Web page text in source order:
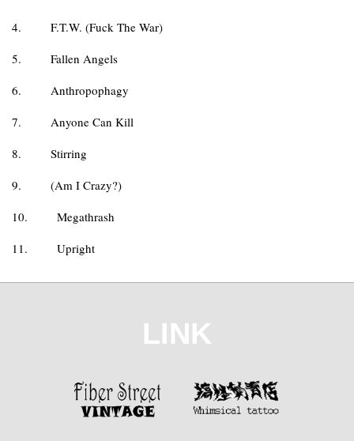
4.
F.T.W. (Fuck The War)
5.
Fallen Angels
6.
Anthropophagy
7.
Anyone Can Kill
8.
Stirring
9.
(Am I Crazy?)
10.
Megathrash
11.
Upright
LINK